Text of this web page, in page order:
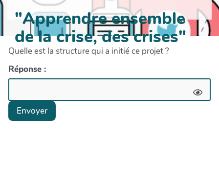
"Apprendre ensemble
de la crise, des crises"
Quelle est la structure qui a initié ce projet ?
Réponse :
Envoyer